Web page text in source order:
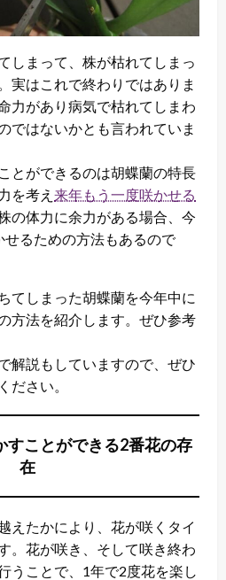
しまって、株が枯れてしまっ
実はこれで終わりではありま
力があり病気で枯れてしまわ
ではないかとも言われていま
とができるのは胡蝶蘭の特長
を考え 来年もう一度咲かせる
の体力に余力がある場合、今
るための方法もあるので
てしまった胡蝶蘭を今年中に
方法を紹介します。ぜひ参考
解説もしていますので、ぜひ
ださい。
すことができる2番花の存
在
えたかにより、花が咲くタイ
。花が咲き、そして咲き終わ
うことで、1年で2度花を楽し